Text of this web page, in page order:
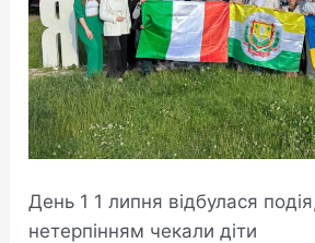
День 1 1 липня відбулася
нетерпінням чекали діти